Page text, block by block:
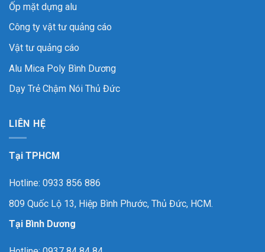
Ốp mặt dựng alu
Công ty vật tư quảng cáo
Vật tư quảng cáo
Alu Mica Poly Bình Dương
Dạy Trẻ Chậm Nói Thủ Đức
LIÊN HỆ
Tại TPHCM
Hotline: 0933 856 886
809 Quốc Lộ 13, Hiệp Bình Phước, Thủ Đức, HCM.
Tại Bình Dương